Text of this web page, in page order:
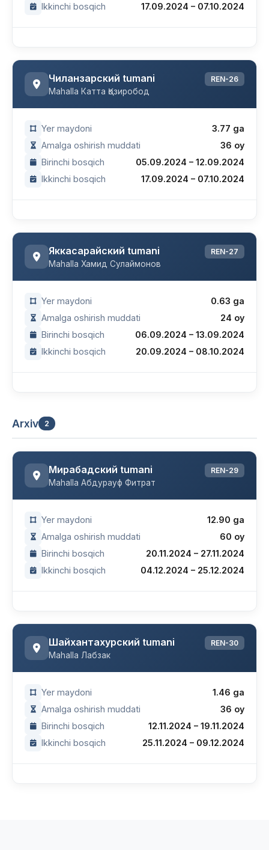
Ikkinchi bosqich
17.09.2024 – 07.10.2024
Чиланзарский tumani
Mahalla Катта Қозиробод
REN-26
Yer maydoni
3.77 ga
Amalga oshirish muddati
36 oy
Birinchi bosqich
05.09.2024 – 12.09.2024
Ikkinchi bosqich
17.09.2024 – 07.10.2024
Яккасарайский tumani
Mahalla Хамид Сулаймонов
REN-27
Yer maydoni
0.63 ga
Amalga oshirish muddati
24 oy
Birinchi bosqich
06.09.2024 – 13.09.2024
Ikkinchi bosqich
20.09.2024 – 08.10.2024
Arxiv 2
Мирабадский tumani
Mahalla Абдурауф Фитрат
REN-29
Yer maydoni
12.90 ga
Amalga oshirish muddati
60 oy
Birinchi bosqich
20.11.2024 – 27.11.2024
Ikkinchi bosqich
04.12.2024 – 25.12.2024
Шайхантахурский tumani
Mahalla Лабзак
REN-30
Yer maydoni
1.46 ga
Amalga oshirish muddati
36 oy
Birinchi bosqich
12.11.2024 – 19.11.2024
Ikkinchi bosqich
25.11.2024 – 09.12.2024